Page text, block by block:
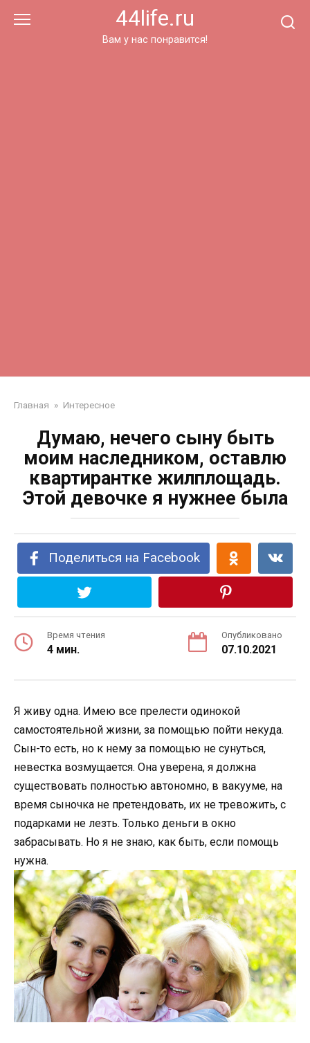
44life.ru
Вам у нас понравится!
Главная » Интересное
Думаю, нечего сыну быть
моим наследником, оставлю
квартирантке жилплощадь.
Этой девочке я нужнее была
Поделиться на Facebook
Время чтения
4 мин.
Опубликовано
07.10.2021
Я живу одна. Имею все прелести одинокой
самостоятельной жизни, за помощью пойти некуда.
Сын-то есть, но к нему за помощью не сунуться,
невестка возмущается. Она уверена, я должна
существовать полностью автономно, в вакууме, на
время сыночка не претендовать, их не тревожить, с
подарками не лезть. Только деньги в окно
забрасывать. Но я не знаю, как быть, если помощь
нужна.